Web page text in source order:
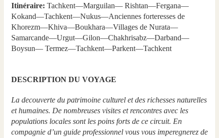
Itinéraire: Tachkent—Marguilan— Rishtan—Fergana—
Kokand—Tachkent—Nukus—Anciennes forteresses de
Khorezm—Khiva—Boukhara—Villages de Nurata—
Samarcande—Urgut—Gilon—Chakhrisabz—Darband—
Boysun— Termez—Tachkent—Parkent—Tachkent
DESCRIPTION DU VOYAGE
La decouverte du patrimoine culturel et des richesses naturelles
et humaines. De nombreuses visites et rencontres avec les
populations locales sont les poins forts de ce circuit. En
compagnie d’un guide professionnel vous vous imperegnerez de